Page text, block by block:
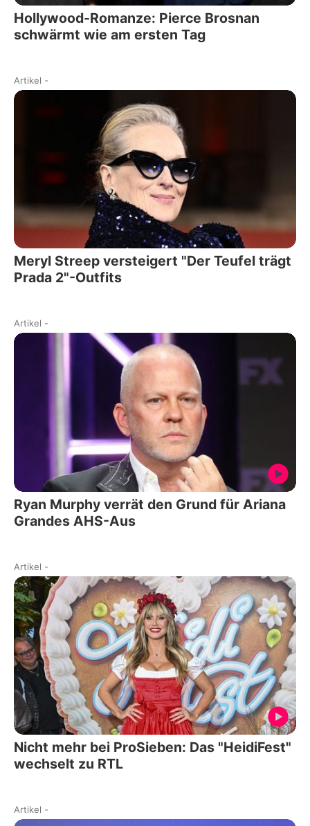
Hollywood-Romanze: Pierce Brosnan
schwärmt wie am ersten Tag
Artikel -
Meryl Streep versteigert "Der Teufel trägt
Prada 2"-Outfits
Artikel -
Ryan Murphy verrät den Grund für Ariana
Grandes AHS-Aus
Artikel -
Nicht mehr bei ProSieben: Das "HeidiFest"
wechselt zu RTL
Artikel -